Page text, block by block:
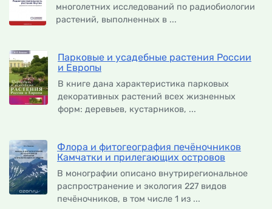
многолетних исследований по радиобиологии
растений, выполненных в ...
Парковые и усадебные растения России
и Европы
В книге дана характеристика парковых
декоративных растений всех жизненных
форм: деревьев, кустарников, ...
Флора и фитогеография печёночников
Камчатки и прилегающих островов
В монографии описано внутрирегиональное
распространение и экология 227 видов
печёночников, в том числе 1 из ...